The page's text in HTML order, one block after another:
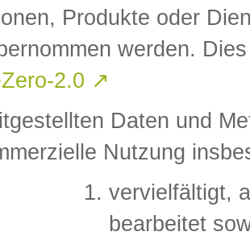
Produkte oder
werden.
2.0 ↗
Daten und
Nutzung
vervielfältigt,
bearbeitet